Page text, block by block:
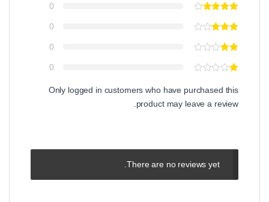
0
0
0
0
Only logged in customers who have purchased this
product may leave a review.
There are no reviews yet.